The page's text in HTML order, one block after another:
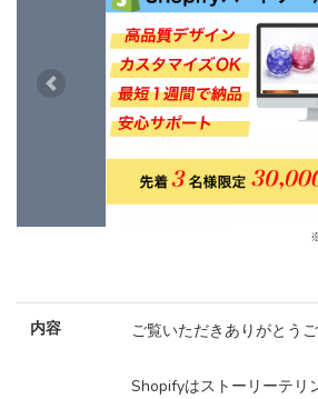
Previous
内容 ご覧いただきありがとうご
Shopifyはストーリーテリ